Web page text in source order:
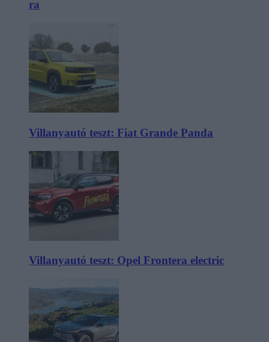
ra
Villanyautó teszt: Fiat Grande Panda
Villanyautó teszt: Opel Frontera electric